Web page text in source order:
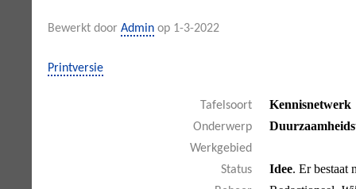
Bewerkt door Admin op 1-3-2022
Printversie
Tafelsoort Kennisnetwerk
Onderwerp
Werkgebied
Status
Idee. Er bestaat